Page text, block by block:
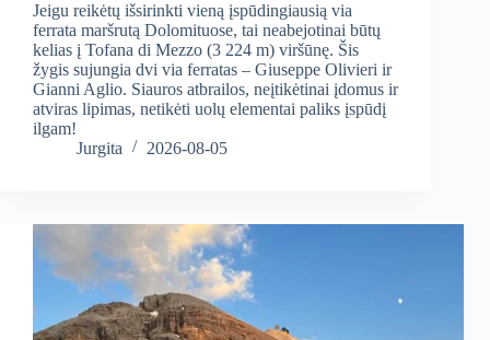
Jeigu reikėtų išsirinkti vieną įspūdingiausią via
ferrata maršrutą Dolomituose, tai neabejotinai būtų
kelias į Tofana di Mezzo (3 224 m) viršūnę. Šis
žygis sujungia dvi via ferratas – Giuseppe Olivieri ir
Gianni Aglio. Siauros atbrailos, neįtikėtinai įdomus ir
atviras lipimas, netikėti uolų elementai paliks įspūdį
ilgam!
Jurgita
2026-08-05